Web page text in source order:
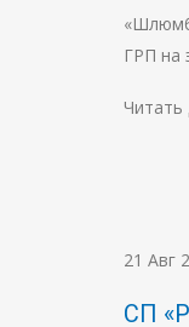
ГРП на
Читать
21 Авг
СП